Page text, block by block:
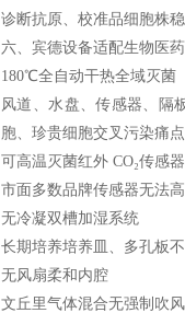
诊断抗原、校准品细胞株
六、宾德设备适配生物医
180℃全自动干热全域灭菌
风道、水盘、传感器、隔
胞、珍贵细胞交叉污染痛
可高温灭菌红外 CO₂传感器
市面多数品牌传感器无法
无冷凝双槽加湿系统
长期培养培养皿、多孔板
无风扇柔和内腔
文丘里气体混合无强制吹